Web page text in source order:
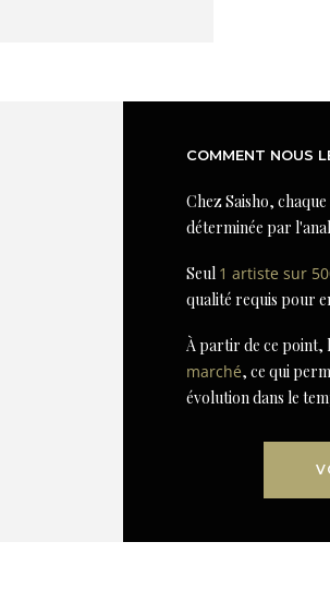
COMMENT NOUS
Chez Saisho,
déterminée par
Seul 1 artiste sur
qualité requis pour
À partir de ce point,
marché, ce qui
évolution dans le